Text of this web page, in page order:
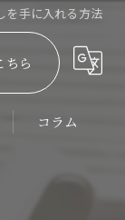
を手に入れる方法
ちら
コラム